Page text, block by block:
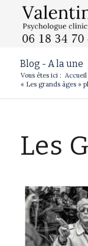
Blog - A la une
Vous êtes ici : Accueil
« Les grands âges »
Les